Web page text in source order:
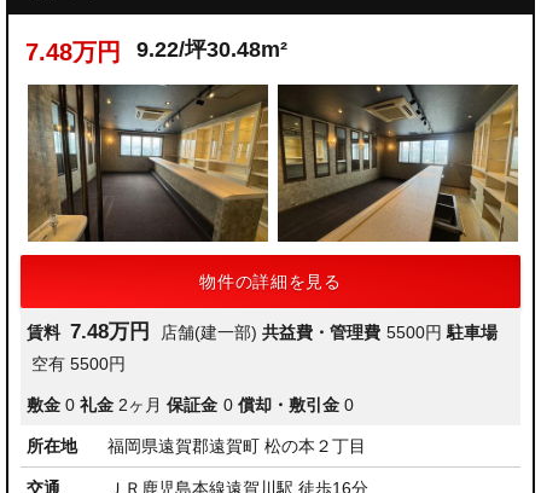
7.48万円 9.22/坪30.48m²
物件の詳細を見る
賃料 7.48万円 店舗(建一部) 共益費・管理費 5500円 駐車場
空有 5500円
敷金 0 礼金 2ヶ月 保証金 0 償却・敷引金 0
所在地 福岡県遠賀郡遠賀町 松の本２丁目
交通 ＪＲ鹿児島本線遠賀川駅 徒歩16分